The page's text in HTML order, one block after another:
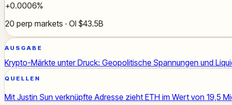
+0.0006%
20 perp markets · OI $43.5B
AUSGABE
Krypto-Märkte unter Druck: Geopolitische Spannungen und
QUELLEN
Mit Justin Sun verknüpfte Adresse zieht ETH im Wert von 19,5